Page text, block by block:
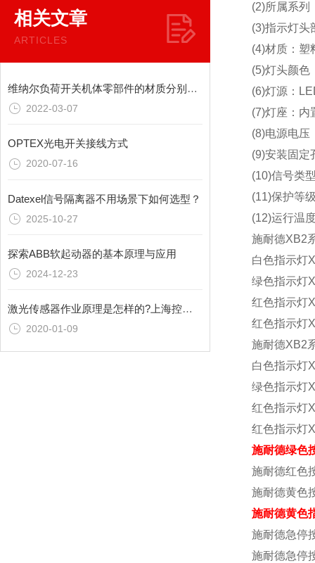
相关文章
ARTICLES
维纳尔负荷开关机体零部件的材质分别是什么呢
2022-03-07
OPTEX光电开关接线方式
2020-07-16
Datexel信号隔离器不用场景下如何选型？
2025-10-27
探索ABB软起动器的基本原理与应用
2024-12-23
激光传感器作业原理是怎样的?上海控达为您讲解
2020-01-09
(2)所属系列
(3)指示灯头
(4)材质：塑
(5)灯头颜色
(6)灯源：
(7)灯座：内
(8)电源电压
(9)安装固定
(10)信号类
(11)保护等
(12)运行温
施耐德XB2
白色指示灯
绿色指示灯
红色指示灯
红色指示灯
施耐德XB2
白色指示灯
绿色指示灯
红色指示灯
红色指示灯
施耐德绿色
施耐德红色
施耐德黄色
施耐德黄色
施耐德急停
施耐德急停